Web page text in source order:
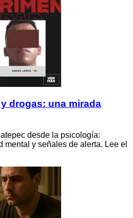
drogas: una mirada
desde la psicología:
mental y señales de alerta. Lee el